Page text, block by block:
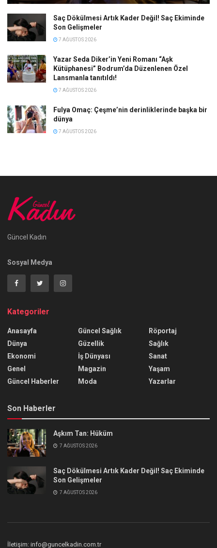
Saç Dökülmesi Artık Kader Değil! Saç Ekiminde
Son Gelişmeler
7 AĞUSTOS 2026
Yazar Seda Diker’in Yeni Romanı “Aşk
Kütüphanesi” Bodrum’da Düzenlenen Özel
Lansmanla tanıtıldı!
7 AĞUSTOS 2026
Fulya Omaç: Çeşme’nin derinliklerinde başka bir
dünya
7 AĞUSTOS 2026
Güncel Kadın
Sosyal Medya
Kategoriler
Anasayfa
Dünya
Ekonomi
Genel
Güncel Haberler
Güncel Sağlık
Güzellik
İş Dünyası
Magazin
Moda
Röportaj
Sağlık
Sanat
Yaşam
Yazarlar
Son Haberler
Aşkım Tan: Hüküm
7 AĞUSTOS 2026
Saç Dökülmesi Artık Kader Değil! Saç Ekiminde
Son Gelişmeler
7 AĞUSTOS 2026
İletişim: info@guncelkadin.com.tr